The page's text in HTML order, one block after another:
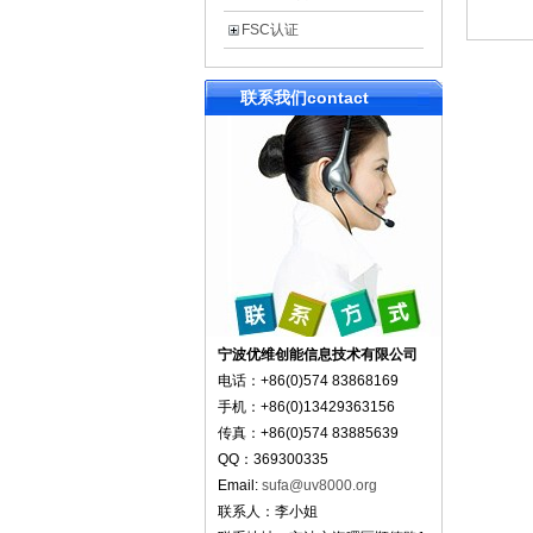
FSC认证
联系我们contact
宁波优维创能信息技术有限公司
电话：+86(0)574 83868169
手机：+86(0)13429363156
传真：+86(0)574 83885639
QQ：369300335
Email: sufa@uv8000.org
联系人：李小姐